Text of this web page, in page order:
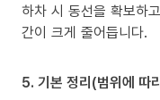
하차 시 동선을 확보하
간이 크게 줄어듭니다.
5. 기본 정리(범위에 따